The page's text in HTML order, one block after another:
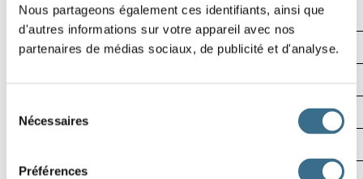
Nous partageons également ces identifiants, ainsi que
d'autres informations sur votre appareil avec nos
partenaires de médias sociaux, de publicité et d'analyse.
Nécessaires
Préférences
00:07
5